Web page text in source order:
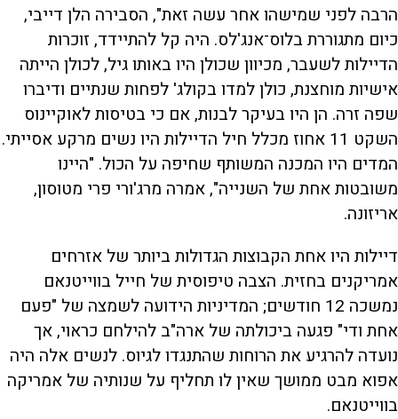
הרבה לפני שמישהו אחר עשה זאת", הסבירה הלן דייבי,
כיום מתגוררת בלוס־אנג'לס. היה קל להתיידד, זוכרות
הדיילות לשעבר, מכיוון שכולן היו באותו גיל, לכולן הייתה
אישיות מוחצנת, כולן למדו בקולג' לפחות שנתיים ודיברו
שפה זרה. הן היו בעיקר לבנות, אם כי בטיסות לאוקיינוס
השקט 11 אחוז מכלל חיל הדיילות היו נשים מרקע אסייתי.
המדים היו המכנה המשותף שחיפה על הכול. "היינו
משובטות אחת של השנייה", אמרה מרג'ורי פרי מטוסון,
אריזונה.
דיילות היו אחת הקבוצות הגדולות ביותר של אזרחים
אמריקנים בחזית. הצבה טיפוסית של חייל בווייטנאם
נמשכה 12 חודשים; המדיניות הידועה לשמצה של "פעם
אחת ודי" פגעה ביכולתה של ארה"ב להילחם כראוי, אך
נועדה להרגיע את הרוחות שהתנגדו לגיוס. לנשים אלה היה
אפוא מבט ממושך שאין לו תחליף על שנותיה של אמריקה
בווייטנאם.